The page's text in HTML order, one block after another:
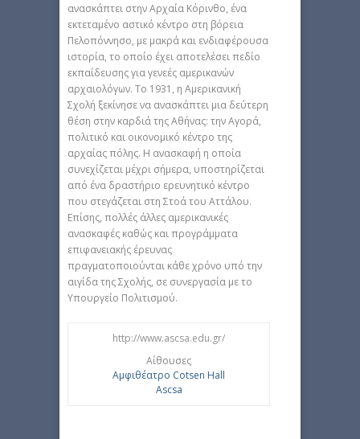
ανασκάπτει στην Αρχαία Κόρινθο, ένα
εκτεταμένο αστικό κέντρο στη βόρεια
Πελοπόννησο, με μακρά και ενδιαφέρουσα
ιστορία, το οποίο έχει αποτελέσει πεδίο
εκπαίδευσης για γενεές αμερικανών
αρχαιολόγων. Το 1931, η Αμερικανική
Σχολή ξεκίνησε να ανασκάπτει μια δεύτερη
θέση στην καρδιά της Αθήνας: την Αγορά,
πολιτικό και οικονομικό κέντρο της
αρχαίας πόλης. Η ανασκαφή η οποία
συνεχίζεται μέχρι σήμερα, υποστηρίζεται
από ένα δραστήριο ερευνητικό κέντρο
που στεγάζεται στη Στοά του Αττάλου.
Επίσης, πολλές άλλες αμερικανικές
ανασκαφές καθώς και προγράμματα
επιφανειακής έρευνας
πραγματοποιούνται κάθε χρόνο υπό την
αιγίδα της Σχολής, σε συνεργασία με το
Υπουργείο Πολιτισμού.
http://www.ascsa.edu.gr/
Αίθουσες
Αμφιθέατρο Cotsen Hall
Ascsa